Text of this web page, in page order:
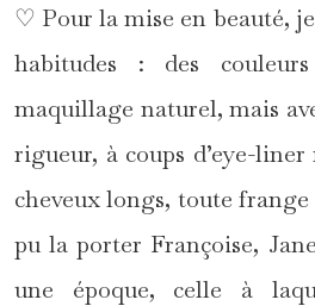
♡ Pour la mise en beauté,
habitudes : des
maquillage naturel, mais
rigueur, à coups d’eye-
cheveux longs, toute
pu la porter Françoise,
une époque, celle à